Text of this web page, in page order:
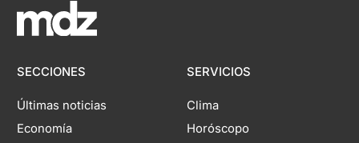
SECCIONES
Últimas noticias
Economía
SERVICIOS
Clima
Horóscopo